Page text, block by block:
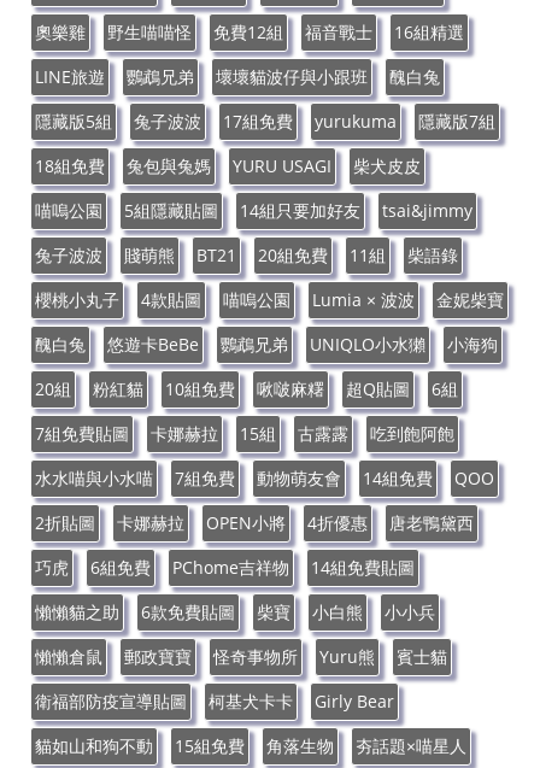
奧樂雞
野生喵喵怪 免費12組 福音戰士
16組精選
LINE旅遊
鸚鵡兄弟 壞壞貓波仔與小跟班
醜白兔
隱藏版5組
兔子波波 17組免費 yurukuma
隱藏版7組
18組免費
兔包與兔媽 YURU USAGI
柴犬皮皮
喵嗚公園
5組隱藏貼圖 14組只要加好友
tsai&jimmy
兔子波波
賤萌熊 BT21 20組免費 11組
柴語錄
櫻桃小丸子
4款貼圖 喵嗚公園 Lumia × 波波
金妮柴寶
醜白兔
悠遊卡BeBe 鸚鵡兄弟 UNIQLO小水獺
小海狗
20組
粉紅貓 10組免費 啾啵麻糬 超Q貼圖
6組
7組免費貼圖
卡娜赫拉 15組 古露露
吃到飽阿飽
水水喵與小水喵
7組免費 動物萌友會 14組免費
QOO
2折貼圖
卡娜赫拉 OPEN小將 4折優惠
唐老鴨黛西
巧虎
6組免費 PChome吉祥物
14組免費貼圖
懶懶貓之助
6款免費貼圖 柴寶 小白熊
小小兵
懶懶倉鼠
郵政寶寶 怪奇事物所 Yuru熊
賓士貓
衛福部防疫宣導貼圖
柯基犬卡卡
Girly Bear
貓如山和狗不動
15組免費 角落生物
夯話題×喵星人